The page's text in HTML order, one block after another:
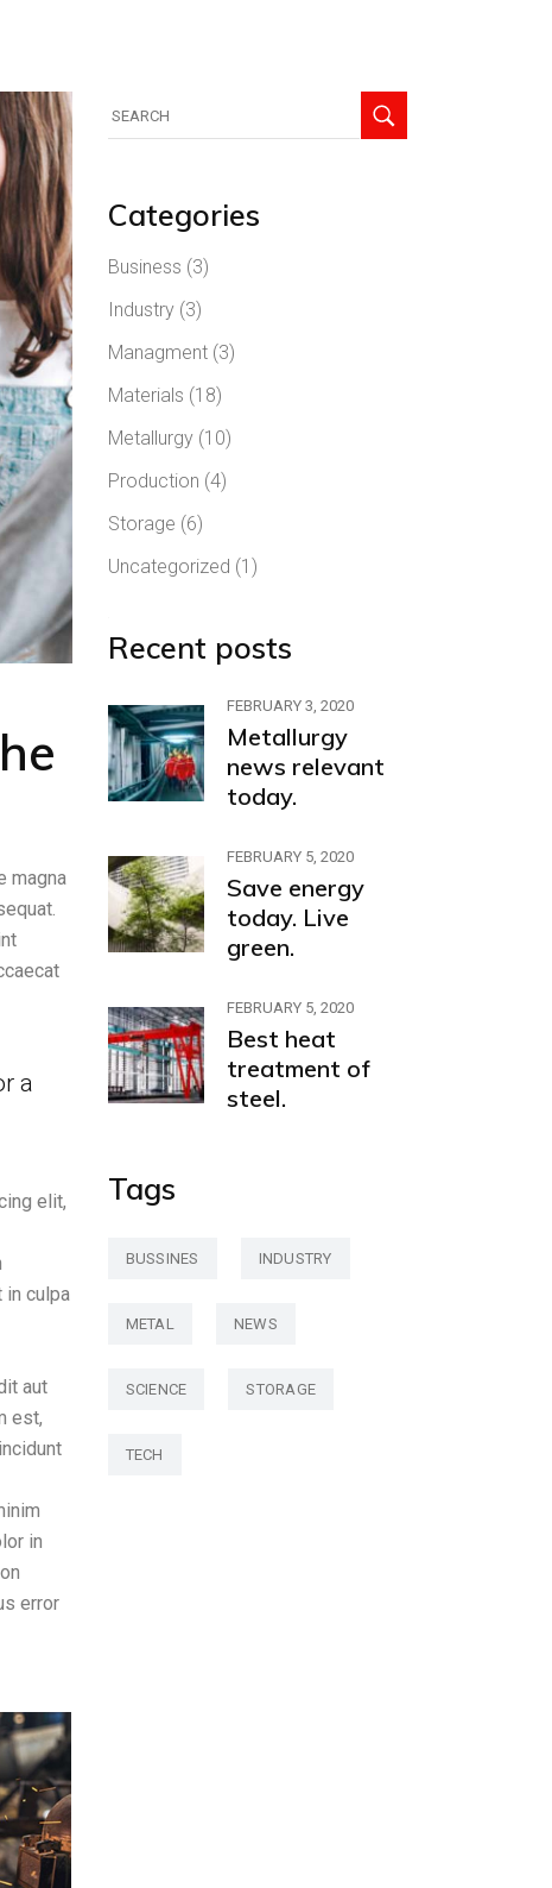
magna
a
elit,
in culpa
aut
est,
in
error
Categories
Business (3)
Industry(3)
Managment(3)
Materials (18)
Metallurgy(10)
Production (4)
Storage (6)
Uncategorized (1)
Recent posts
FEBRUARY 3, 2020
Metallurgy
news relevant
today.
FEBRUARY 5, 2020
Save energy
today. Live
green.
FEBRUARY 5, 2020
Best heat
treatment of
steel.
Tags
BUSSINES INDUSTRY
METAL NEWS
SCIENCE STORAGE
TECH